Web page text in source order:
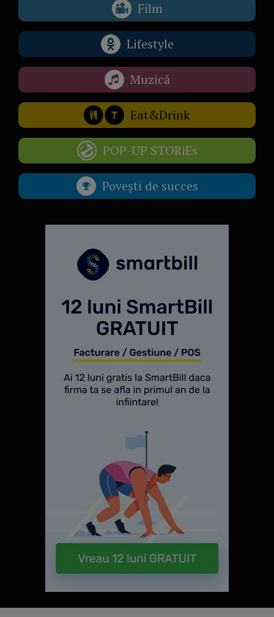
Film
Lifestyle
Muzică
Eat&Drink
POP-UP STORiEs
Povești de succes